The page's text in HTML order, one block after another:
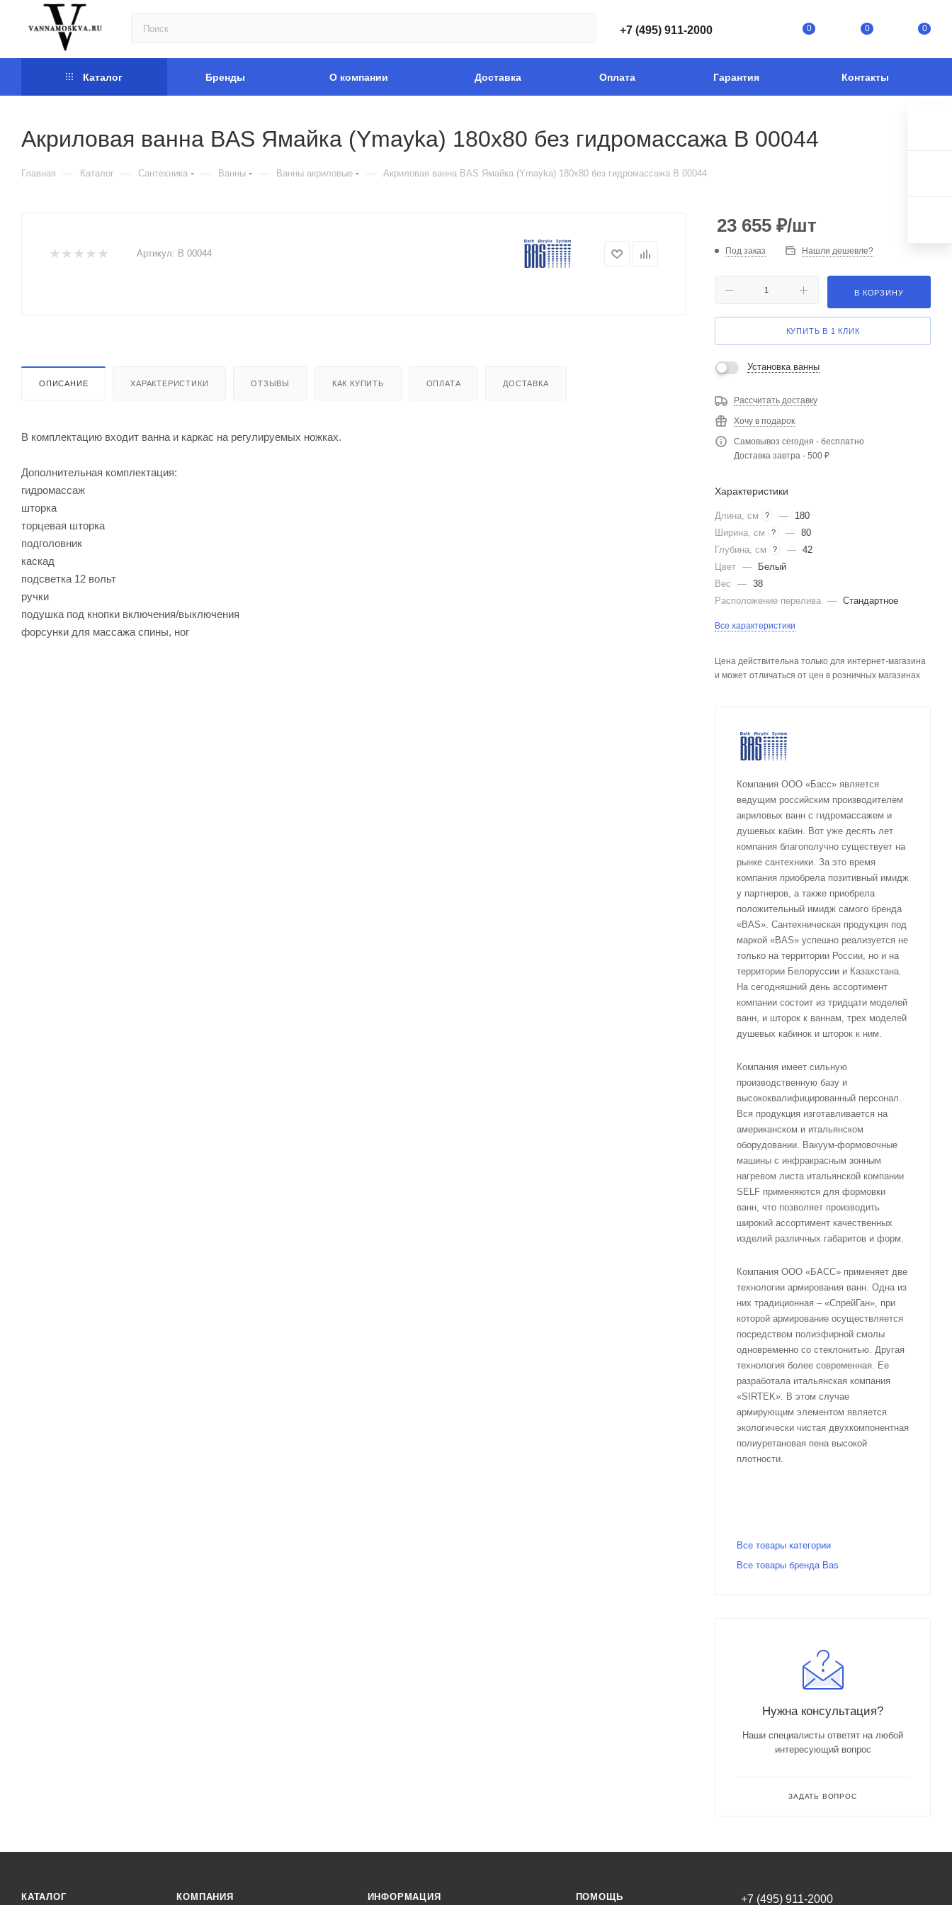
+7 (495) 911-2000 0 0 0
Каталог Бренды О компании Доставка Оплата Гарантия Контакты
Акриловая ванна BAS Ямайка (Ymayka) 180х80 без гидромассажа В 00044
Главная — Каталог — Сантехника — Ванны — Ванны акриловые — Акриловая ванна BAS Ямайка (Ymayka) 180х80 без гидромассажа В 00044
Артикул: В 00044
ОПИСАНИЕ ХАРАКТЕРИСТИКИ ОТЗЫВЫ КАК КУПИТЬ ОПЛАТА ДОСТАВКА
В комплектацию входит ванна и каркас на регулируемых ножках.
Дополнительная комплектация:
гидромассаж
шторка
торцевая шторка
подголовник
каскад
подсветка 12 вольт
ручки
подушка под кнопки включения/выключения
форсунки для массажа спины, ног
23 655 ₽/шт
Под заказ Нашли дешевле?
В КОРЗИНУ
КУПИТЬ В 1 КЛИК
Установка ванны
Рассчитать доставку
Хочу в подарок
Самовывоз сегодня - бесплатно
Доставка завтра - 500 ₽
Характеристики
Длина, см ? —
180
Ширина, см
? — 80
Глубина, см
? — 42
Цвет —
Белый
Вес
— 38
Расположение перелива — Стандартное
Все характеристики
Цена действительна только для интернет-магазина
и может отличаться от цен в розничных магазинах
Компания ООО «Басс» является
ведущим российским производителем
акриловых ванн с гидромассажем и
душевых кабин. Вот уже десять лет
компания благополучно существует на
рынке сантехники. За это время
компания приобрела позитивный имидж
у партнеров, а также приобрела
положительный имидж самого бренда
«BAS». Сантехническая продукция под
маркой «BAS» успешно реализуется не
только на территории России, но и на
территории Белоруссии и Казахстана.
На сегодняшний день ассортимент
компании состоит из тридцати моделей
ванн, и шторок к ваннам, трех моделей
душевых кабинок и шторок к ним.
Компания имеет сильную
производственную базу и
высококвалифицированный персонал.
Вся продукция изготавливается на
американском и итальянском
оборудовании. Вакуум-формовочные
машины с инфракрасным зонным
нагревом листа итальянской компании
SELF применяются для формовки
ванн, что позволяет производить
широкий ассортимент качественных
изделий различных габаритов и форм.
Компания ООО «БАСС» применяет две
технологии армирования ванн. Одна из
них традиционная – «СпрейГан», при
которой армирование осуществляется
посредством полиэфирной смолы
одновременно со стеклонитью. Другая
технология более современная. Ее
разработала итальянская компания
«SIRTEK». В этом случае
армирующим элементом является
экологически чистая двухкомпонентная
полиуретановая пена высокой
плотности.
Все товары категории
Все товары бренда Bas
Нужна консультация?
Наши специалисты ответят на любой
интересующий вопрос
ЗАДАТЬ ВОПРОС
КАТАЛОГ КОМПАНИЯ ИНФОРМАЦИЯ ПОМОЩЬ +7 (495) 911-2000